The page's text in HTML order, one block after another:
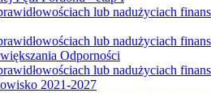
lub nadużyciach
lub nadużyciach
Odporności
lub nadużyciach
2021-2027